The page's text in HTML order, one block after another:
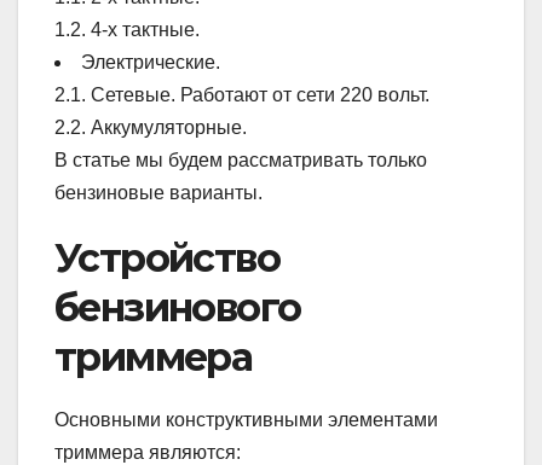
1.2. 4-х тактные.
Электрические.
2.1. Сетевые. Работают от сети 220 вольт.
2.2. Аккумуляторные.
В статье мы будем рассматривать только
бензиновые варианты.
Устройство
бензинового
триммера
Основными конструктивными элементами
триммера являются: